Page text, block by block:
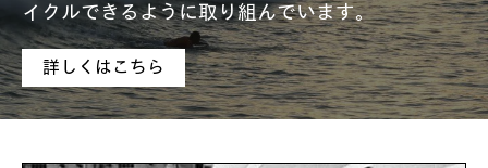
イクルできるように取り組んでいます。
詳しくはこちら